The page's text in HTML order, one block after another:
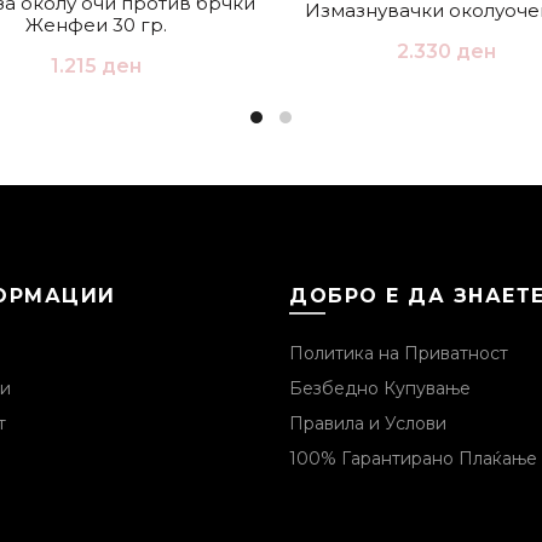
Женфеи 30 гр.
1.215 ден
Измазнувачки
2.330 ден
ДОБРО Е ДА ЗНАЕТЕ
Политика на Приватност
Безбедно Купување
Правила и Услови
100% Гарантирано Плаќање